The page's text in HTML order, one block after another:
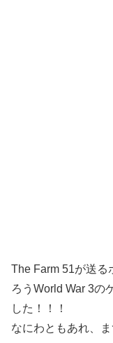
The Farm 51が送る
ろうWorld War 3の
した！！！
なにわともあれ、